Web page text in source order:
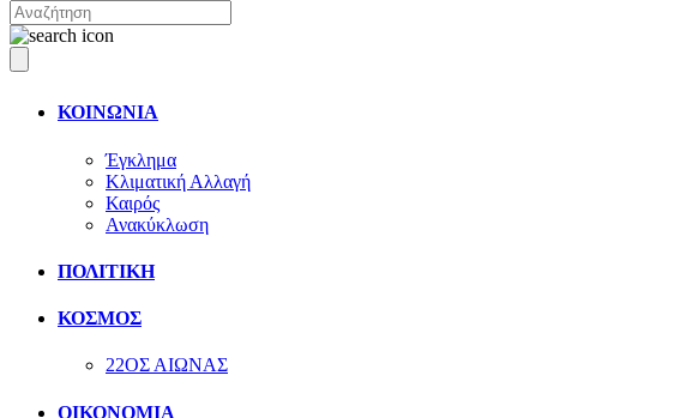
ΚΟΙΝΩΝΙΑ
Έγκλημα
Κλιματική Αλλαγή
Καιρός
Ανακύκλωση
ΠΟΛΙΤΙΚΗ
ΚΟΣΜΟΣ
22ΟΣ ΑΙΩΝΑΣ
ΟΙΚΟΝΟΜΙΑ